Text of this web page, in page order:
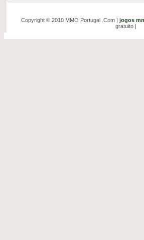
Copyright © 2010 MMO Portugal .Com | jogos
gratuito |